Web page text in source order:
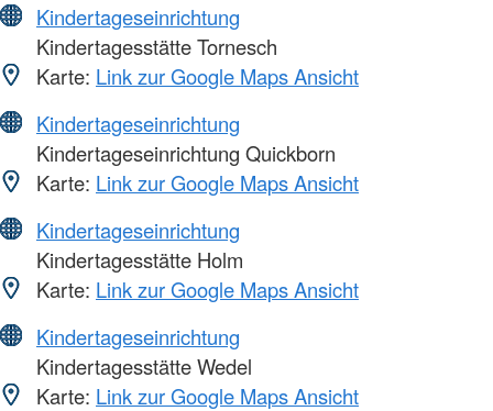
Kindertageseinrichtung
Kindertagesstätte Tornesch
Karte: Link zur Google Maps Ansicht
Kindertageseinrichtung
Kindertageseinrichtung Quickborn
Karte: Link zur Google Maps Ansicht
Kindertageseinrichtung
Kindertagesstätte Holm
Karte: Link zur Google Maps Ansicht
Kindertageseinrichtung
Kindertagesstätte Wedel
Karte: Link zur Google Maps Ansicht